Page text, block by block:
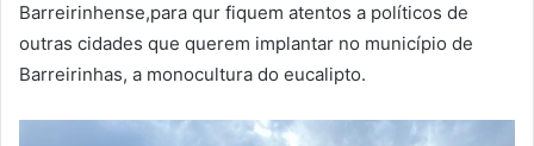
Barreirinhense,para qur fiquem atentos a políticos de
outras cidades que querem implantar no município de
Barreirinhas, a monocultura do eucalipto.